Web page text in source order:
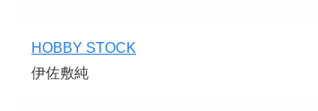
HOBBY STOCK
伊佐敷純